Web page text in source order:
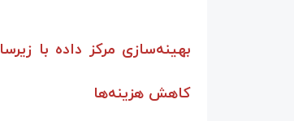
بهینه‌سازی مرکز داده با
کاهش هزینه‌ها